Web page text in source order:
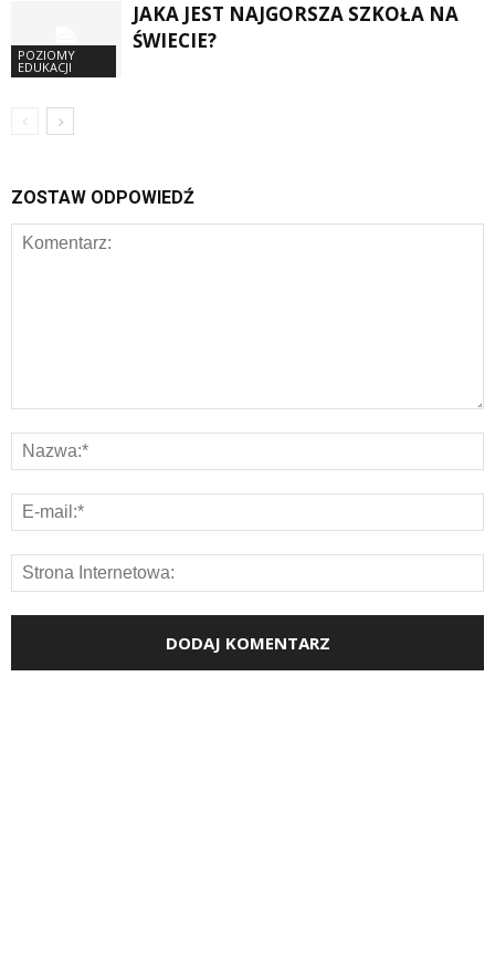
POZIOMY
EDUKACJI
JAKA JEST NAJGORSZA SZKOŁA NA
ŚWIECIE?
ZOSTAW ODPOWIEDŹ